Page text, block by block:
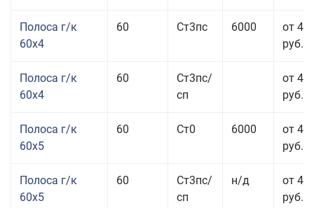
Полоса г/к
60x4
60 Ст3пс 6000
от 45
руб.
Полоса г/к
60x4
60
Ст3пс/
сп
от 45
руб.
Полоса г/к
60x5
60 Ст0 6000
от 42
руб.
Полоса г/к
60x5
60
Ст3пс/
сп
н/д
от 42
руб.